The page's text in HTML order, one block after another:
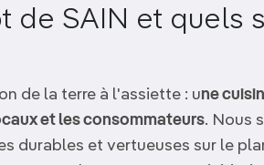
de SAIN et quels
de la terre à l'assiette : une
et les consommateurs. Nous
durables et vertueuses sur le